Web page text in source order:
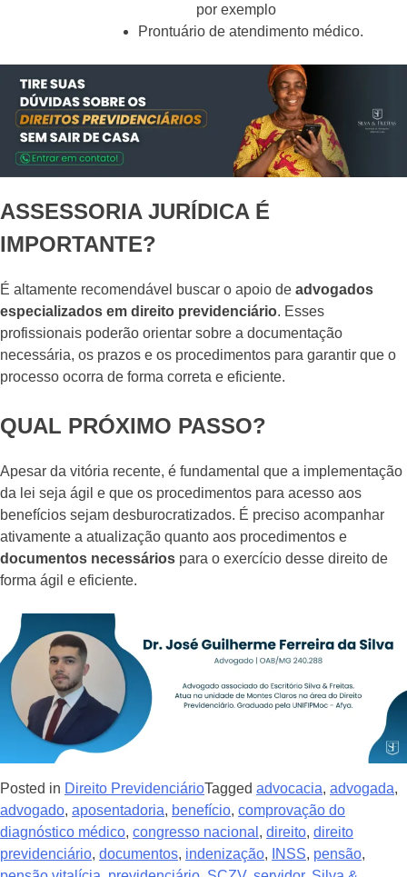
por exemplo
Prontuário de atendimento médico.
ASSESSORIA JURÍDICA É
IMPORTANTE?
É altamente recomendável buscar o apoio de advogados
especializados em direito previdenciário. Esses
profissionais poderão orientar sobre a documentação
necessária, os prazos e os procedimentos para garantir que o
processo ocorra de forma correta e eficiente.
QUAL PRÓXIMO PASSO?
Apesar da vitória recente, é fundamental que a implementação
da lei seja ágil e que os procedimentos para acesso aos
benefícios sejam desburocratizados. É preciso acompanhar
ativamente a atualização quanto aos procedimentos e
documentos necessários para o exercício desse direito de
forma ágil e eficiente.
Posted in Direito PrevidenciárioTagged advocacia, advogada,
advogado, aposentadoria, benefício, comprovação do
diagnóstico médico, congresso nacional , direito, direito
previdenciário, documentos, indenização, INSS, pensão,